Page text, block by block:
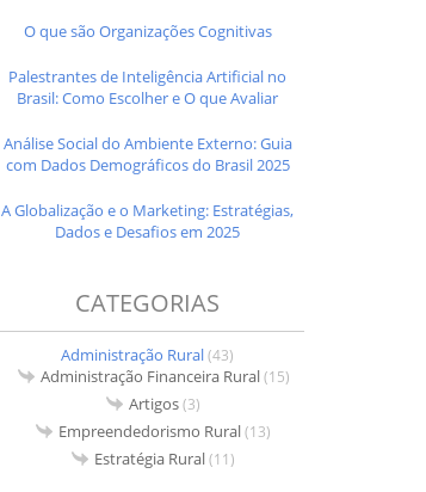
O que são Organizações Cognitivas
Palestrantes de Inteligência Artificial no
Brasil: Como Escolher e O que Avaliar
Análise Social do Ambiente Externo: Guia
com Dados Demográficos do Brasil 2025
A Globalização e o Marketing: Estratégias,
Dados e Desafios em 2025
CATEGORIAS
Administração Rural(43)
Administração Financeira Rural(15)
Artigos(3)
Empreendedorismo Rural(13)
Estratégia Rural(11)